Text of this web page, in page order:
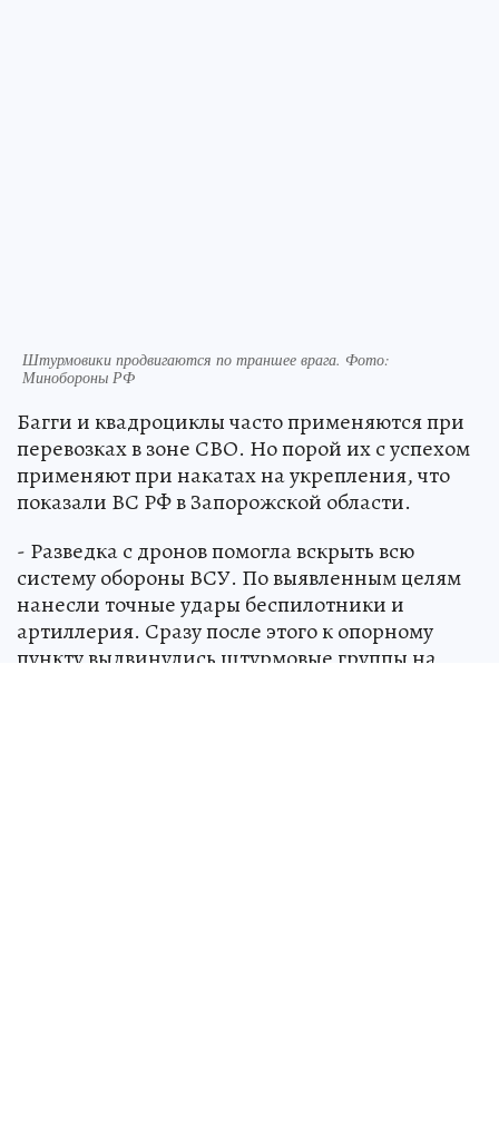
Штурмовики продвигаются по траншее врага. Фото:
Минобороны РФ
Багги и квадроциклы часто применяются при
перевозках в зоне СВО. Но порой их с успехом
применяют при накатах на укрепления, что
показали ВС РФ в Запорожской области.
- Разведка с дронов помогла вскрыть всю
систему обороны ВСУ. По выявленным целям
нанесли точные удары беспилотники и
артиллерия. Сразу после этого к опорному
пункту выдвинулись штурмовые группы на